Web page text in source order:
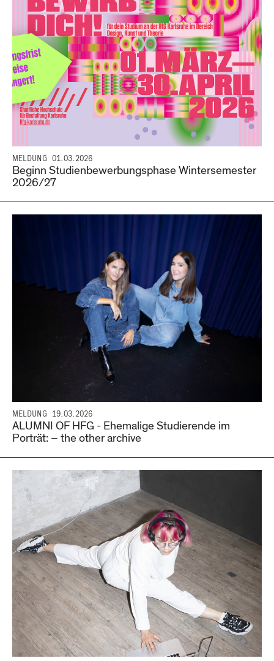
MELDUNG 01.03.2026
Beginn Studienbewerbungsphase Wintersemester
2026/27
MELDUNG 19.03.2026
ALUMNI OF HFG - Ehemalige Studierende im
Porträt: – the other archive